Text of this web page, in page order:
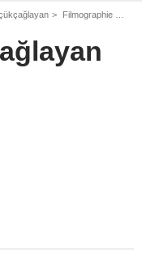
Filmographie Bartu Küçükçağlayan